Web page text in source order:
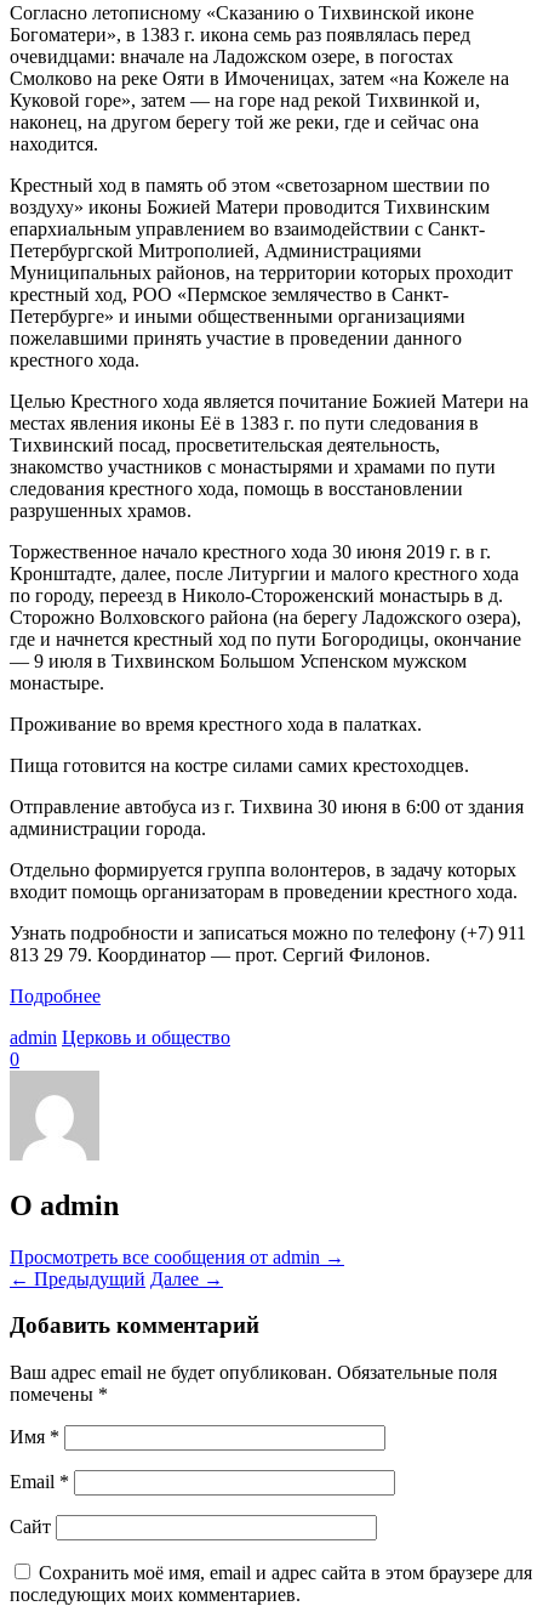
Согласно летописному «Сказанию о Тихвинской иконе
Богоматери», в 1383 г. икона семь раз появлялась перед
очевидцами: вначале на Ладожском озере, в погостах
Смолково на реке Ояти в Имоченицах, затем «на Кожеле на
Куковой горе», затем — на горе над рекой Тихвинкой и,
наконец, на другом берегу той же реки, где и сейчас она
находится.
Крестный ход в память об этом «светозарном шествии по
воздуху» иконы Божией Матери проводится Тихвинским
епархиальным управлением во взаимодействии с Санкт-
Петербургской Митрополией, Администрациями
Муниципальных районов, на территории которых проходит
крестный ход, РОО «Пермское землячество в Санкт-
Петербурге» и иными общественными организациями
пожелавшими принять участие в проведении данного
крестного хода.
Целью Крестного хода является почитание Божией Матери на
местах явления иконы Её в 1383 г. по пути следования в
Тихвинский посад, просветительская деятельность,
знакомство участников с монастырями и храмами по пути
следования крестного хода, помощь в восстановлении
разрушенных храмов.
Торжественное начало крестного хода 30 июня 2019 г. в г.
Кронштадте, далее, после Литургии и малого крестного хода
по городу, переезд в Николо-Стороженский монастырь в д.
Сторожно Волховского района (на берегу Ладожского озера),
где и начнется крестный ход по пути Богородицы, окончание
— 9 июля в Тихвинском Большом Успенском мужском
монастыре.
Проживание во время крестного хода в палатках.
Пища готовится на костре силами самих крестоходцев.
Отправление автобуса из г. Тихвина 30 июня в 6:00 от здания
администрации города.
Отдельно формируется группа волонтеров, в задачу которых
входит помощь организаторам в проведении крестного хода.
Узнать подробности и записаться можно по телефону (+7) 911
813 29 79. Координатор — прот. Сергий Филонов.
Подробнее
admin Церковь и общество
0
О admin
Просмотреть все сообщения от admin →
← Предыдущий Далее →
Добавить комментарий
Ваш адрес email не будет опубликован. Обязательные поля
помечены *
Имя *
Email *
Сайт
Сохранить моё имя, email и адрес сайта в этом браузере для
последующих моих комментариев.